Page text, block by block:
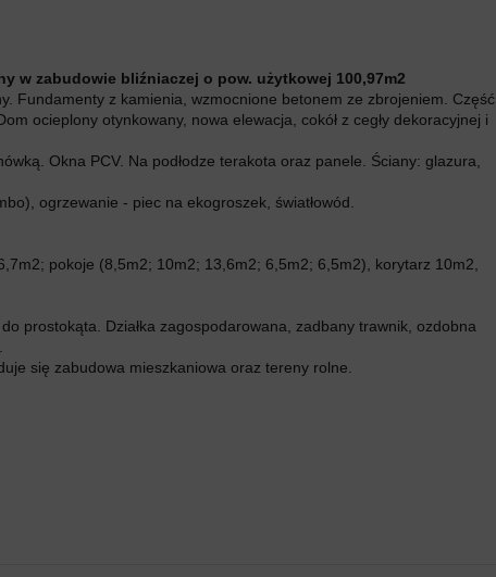
w zabudowie bliźniaczej o pow. użytkowej 100,97m2
Fundamenty z kamienia, wzmocnione betonem ze zbrojeniem. Część
ocieplony otynkowany, nowa elewacja, cokół z cegły dekoracyjnej i
Okna PCV. Na podłodze terakota oraz panele. Ściany: glazura,
ogrzewanie - piec na ekogroszek, światłowód.
pokoje (8,5m2; 10m2; 13,6m2; 6,5m2; 6,5m2), korytarz 10m2,
prostokąta. Działka zagospodarowana, zadbany trawnik, ozdobna
się zabudowa mieszkaniowa oraz tereny rolne.